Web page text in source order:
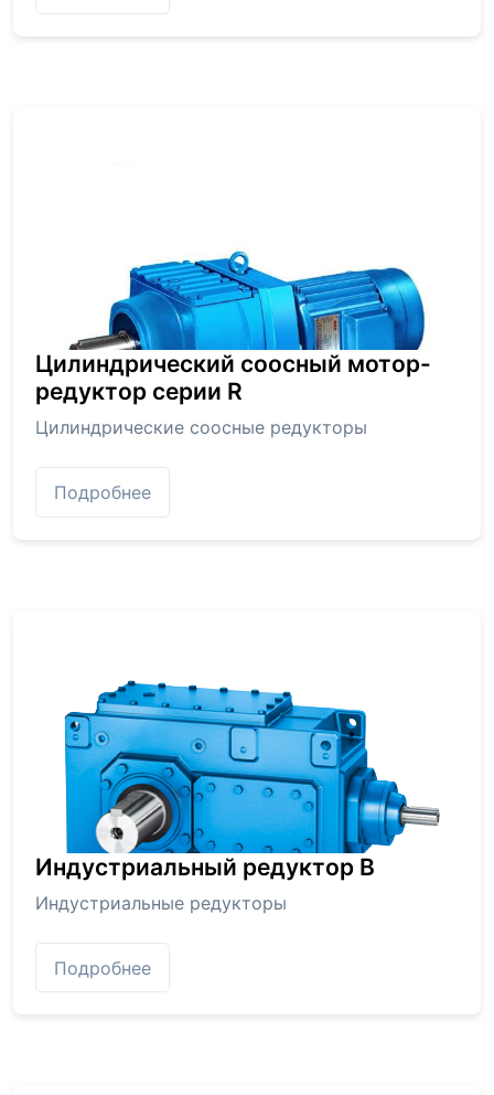
Цилиндрический соосный мотор-
редуктор серии R
Цилиндрические соосные редукторы
Подробнее
Индустриальный редуктор В
Индустриальные редукторы
Подробнее